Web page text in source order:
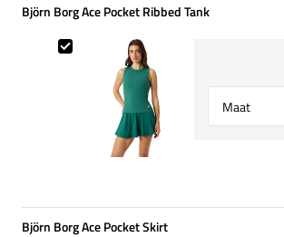
Björn Borg Ace Pocket Ribbed Tank
Select {option} for {name}
Björn Borg Ace Pocket Ribbed Tank
Björn Borg Ace Pocket Skirt